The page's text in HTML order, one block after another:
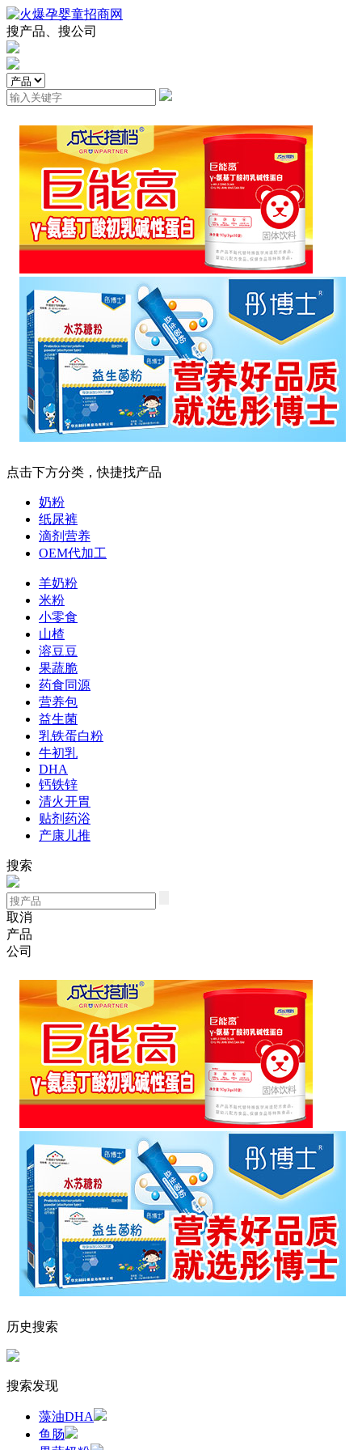
搜产品、搜公司
点击下方分类，快捷找产品
奶粉
纸尿裤
滴剂营养
OEM代加工
羊奶粉
米粉
小零食
山楂
溶豆豆
果蔬脆
药食同源
营养包
益生菌
乳铁蛋白粉
牛初乳
DHA
钙铁锌
清火开胃
贴剂药浴
产康儿推
搜索
取消
产品
公司
历史搜索
搜索发现
藻油DHA
鱼肠